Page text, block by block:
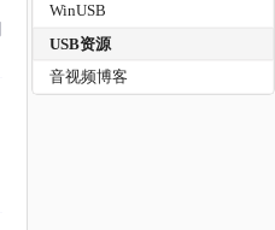
WinUSB
USB资源
音视频博客